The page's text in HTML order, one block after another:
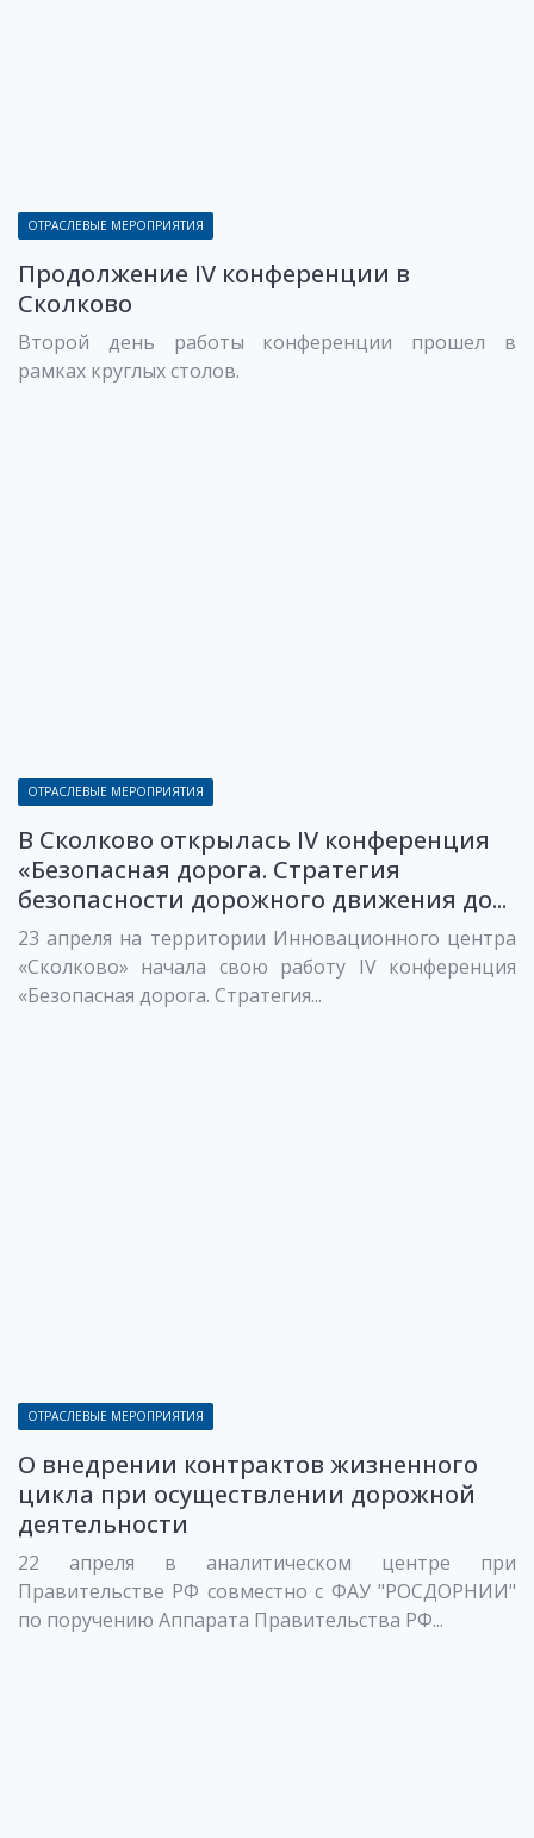
ОТРАСЛЕВЫЕ МЕРОПРИЯТИЯ
Продолжение IV конференции в
Сколково
Второй день работы конференции прошел в
рамках круглых столов.
ОТРАСЛЕВЫЕ МЕРОПРИЯТИЯ
В Сколково открылась IV конференция
«Безопасная дорога. Стратегия
безопасности дорожного движения до...
23 апреля на территории Инновационного центра
«Сколково» начала свою работу IV конференция
«Безопасная дорога. Стратегия...
ОТРАСЛЕВЫЕ МЕРОПРИЯТИЯ
О внедрении контрактов жизненного
цикла при осуществлении дорожной
деятельности
22 апреля в аналитическом центре при
Правительстве РФ совместно с ФАУ "РОСДОРНИИ"
по поручению Аппарата Правительства РФ...